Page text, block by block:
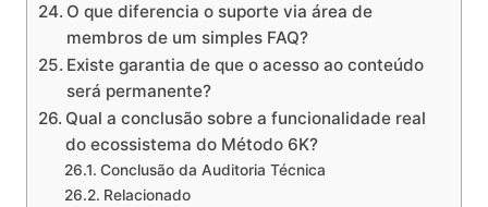
O que diferencia o suporte via área de
membros de um simples FAQ?
Existe garantia de que o acesso ao conteúdo
será permanente?
Qual a conclusão sobre a funcionalidade real
do ecossistema do Método 6K?
Conclusão da Auditoria Técnica
Relacionado